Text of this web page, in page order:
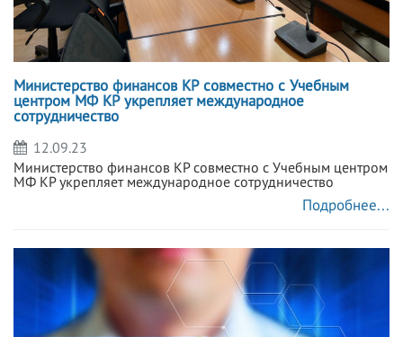
Министерство финансов КР совместно с Учебным
центром МФ КР укрепляет международное
сотрудничество
12.09.23
Министерство финансов КР совместно с Учебным центром
МФ КР укрепляет международное сотрудничество
Подробнее...